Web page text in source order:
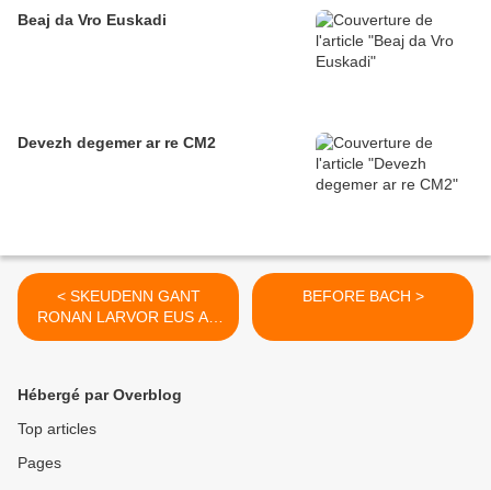
Beaj da Vro Euskadi
Devezh degemer ar re CM2
< SKEUDENN GANT
RONAN LARVOR EUS AR
VREUDEUR MORVAN
BEFORE BACH >
Hébergé par Overblog
Top articles
Pages